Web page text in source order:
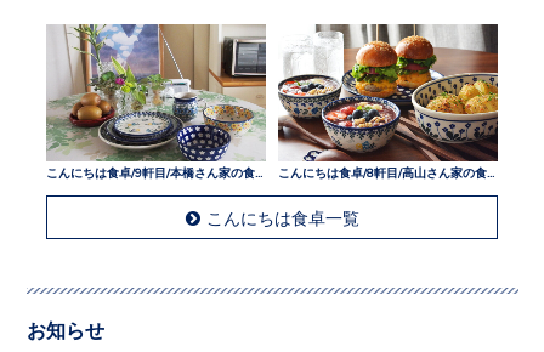
こんにちは食卓/9軒目/本橋さん家の食卓
こんにちは食卓一覧
お知らせ